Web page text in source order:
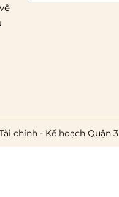
chính - Kế hoạch Quận 3